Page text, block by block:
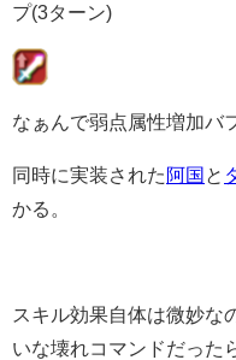
プ(3ターン)
なぁんで弱点属性増加バ
同時に実装された 阿国 と
かる。
スキル効果自体は微妙な
いな壊れコマンドだった